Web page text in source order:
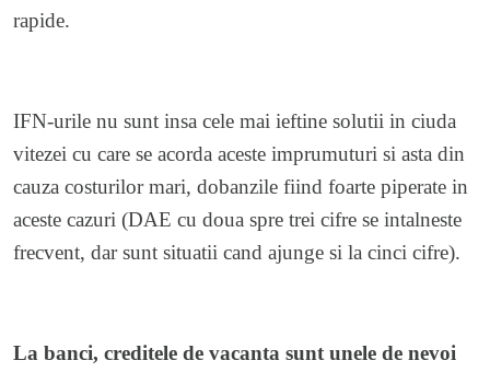
rapide.
IFN-urile nu sunt insa cele mai ieftine solutii in ciuda
vitezei cu care se acorda aceste imprumuturi si asta din
cauza costurilor mari, dobanzile fiind foarte piperate in
aceste cazuri (DAE cu doua spre trei cifre se intalneste
frecvent, dar sunt situatii cand ajunge si la cinci cifre).
La banci, creditele de vacanta sunt unele de nevoi